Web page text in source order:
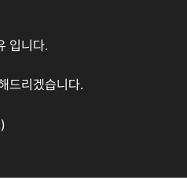
입니다.
드리겠습니다.